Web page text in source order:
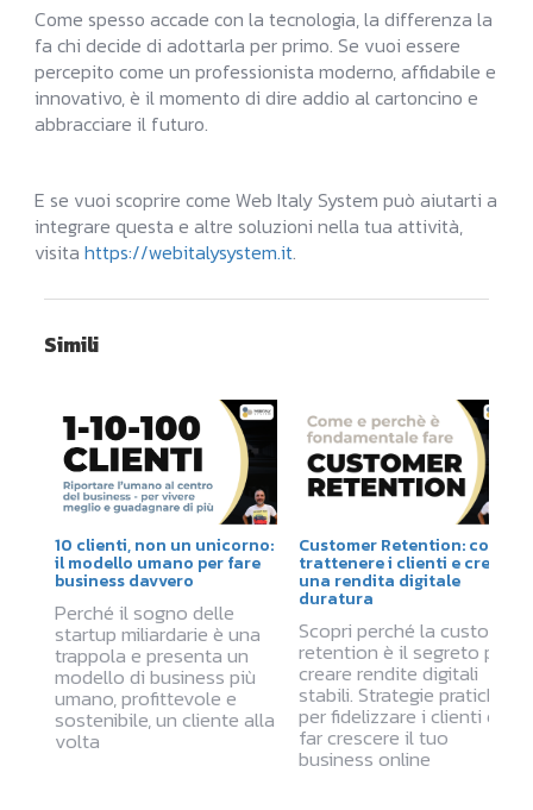
Come spesso accade con la tecnologia, la differenza la
fa chi decide di adottarla per primo. Se vuoi essere
percepito come un professionista moderno, affidabile e
innovativo, è il momento di dire addio al cartoncino e
abbracciare il futuro.
E se vuoi scoprire come Web Italy System può aiutarti a
integrare questa e altre soluzioni nella tua attività,
visita https://webitalysystem.it.
Simili
10 clienti, non un unicorno:
il modello umano per fare
business davvero
Perché il sogno delle
startup miliardarie è una
trappola e presenta un
modello di business più
umano, profittevole e
sostenibile, un cliente alla
volta
Customer Retention: come
trattenere i clienti e creare
una rendita digitale
duratura
Scopri perché la customer
retention è il segreto per
creare rendite digitali
stabili. Strategie pratiche
per fidelizzare i clienti e
far crescere il tuo
business online